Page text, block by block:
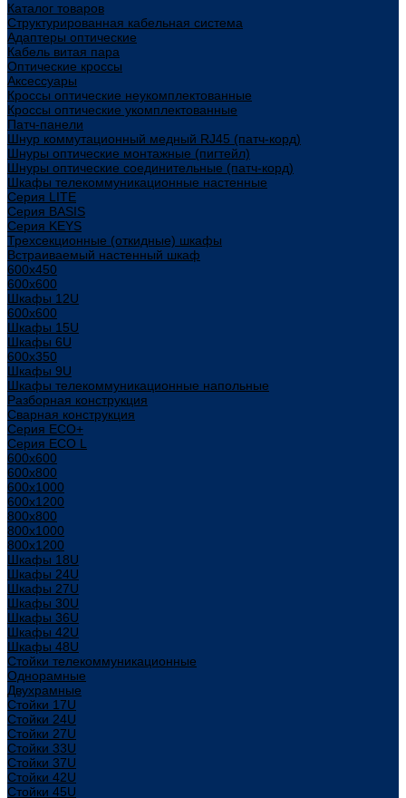
Каталог товаров
Структурированная кабельная система
Адаптеры оптические
Кабель витая пара
Оптические кроссы
Аксессуары
Кроссы оптические неукомплектованные
Кроссы оптические укомплектованные
Патч-панели
Шнур коммутационный медный RJ45 (патч-корд)
Шнуры оптические монтажные (пигтейл)
Шнуры оптические соединительные (патч-корд)
Шкафы телекоммуникационные настенные
Cерия LITE
Cерия BASIS
Cерия KEYS
Трехсекционные (откидные) шкафы
Встраиваемый настенный шкаф
600x450
600x600
Шкафы 12U
600x600
Шкафы 15U
Шкафы 6U
600x350
Шкафы 9U
Шкафы телекоммуникационные напольные
Разборная конструкция
Сварная конструкция
Серия ECO+
Серия ECO L
600x600
600x800
600х1000
600х1200
800x800
800х1000
800х1200
Шкафы 18U
Шкафы 24U
Шкафы 27U
Шкафы 30U
Шкафы 36U
Шкафы 42U
Шкафы 48U
Стойки телекоммуникационные
Однорамные
Двухрамные
Стойки 17U
Стойки 24U
Стойки 27U
Стойки 33U
Стойки 37U
Стойки 42U
Стойки 45U